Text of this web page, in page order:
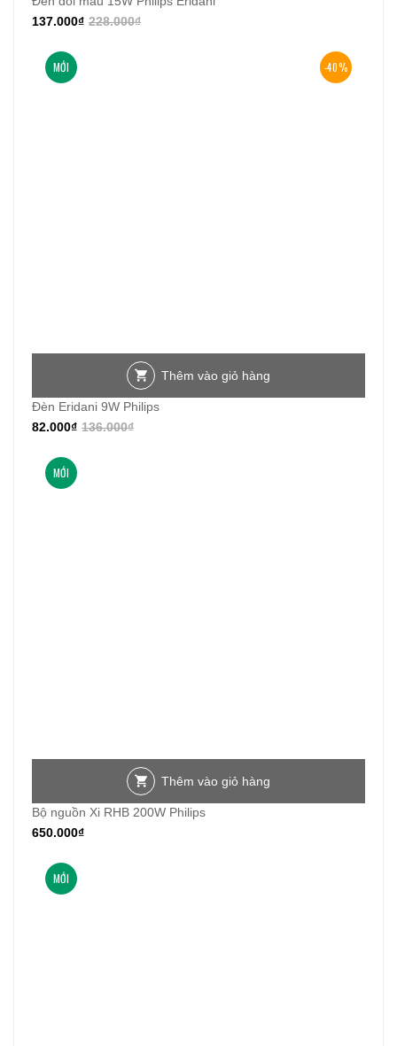
228.000₫
137.000₫
-40%
MỚI
Thêm vào giỏ hàng
Đèn Eridani 9W Philips
136.000₫
82.000₫
MỚI
Thêm vào giỏ hàng
Bộ nguồn Xi RHB 200W Philips
650.000₫
MỚI